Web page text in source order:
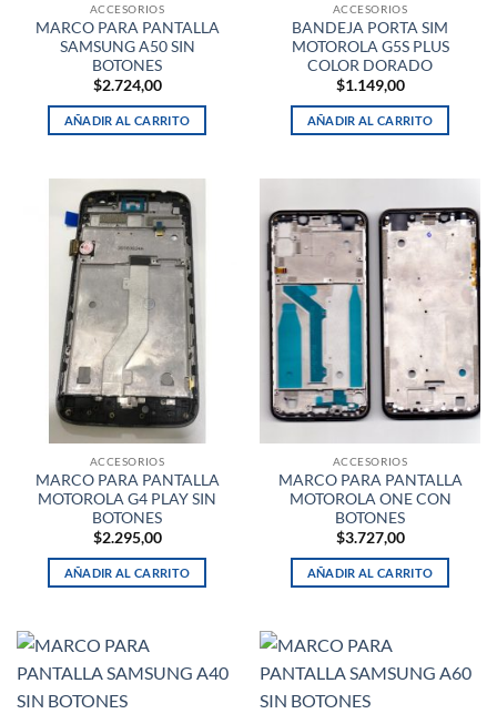
ACCESORIOS
MARCO PARA PANTALLA
SAMSUNG A50 SIN
BOTONES
$2.724,00
AÑADIR AL CARRITO
ACCESORIOS
BANDEJA PORTA SIM
MOTOROLA G5S PLUS
COLOR DORADO
$1.149,00
AÑADIR AL CARRITO
ACCESORIOS
MARCO PARA PANTALLA
MOTOROLA G4 PLAY SIN
BOTONES
$2.295,00
AÑADIR AL CARRITO
ACCESORIOS
MARCO PARA PANTALLA
MOTOROLA ONE CON
BOTONES
$3.727,00
AÑADIR AL CARRITO